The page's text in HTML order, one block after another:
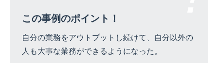
この事例のポイント！
自分の業務をアウトプットし続けて、自分以外の
人も大事な業務ができるようになった。